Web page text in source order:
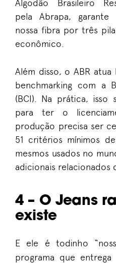
Algodão Brasileiro
pela Abrapa, garante
nossa fibra por três
econômico.
Além disso, o ABR
benchmarking com a
(BCI). Na prática, isso
para ter o
produção precisa ser
51 critérios mínimos
mesmos usados no
adicionais relacionados
4 – O Jeans
existe
E ele é todinho
programa que